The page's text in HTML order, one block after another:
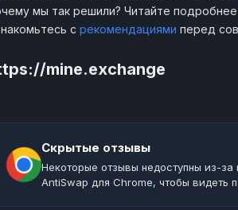
мы так решили? Читайте подробнее
с рекомендациями перед
mine.exchange
Скрытые отзывы
Некоторые отзывы недоступны из-
AntiSwap для Chrome, чтобы видеть